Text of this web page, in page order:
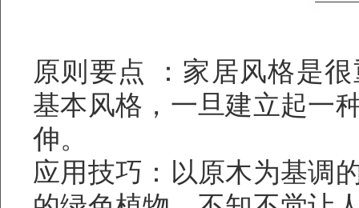
原则要点 ：家居风格是
基本风格，一旦建立起一
伸。
应用技巧：以原木为基调